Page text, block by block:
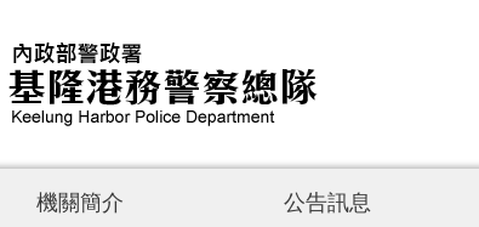
機關簡介 公告訊息